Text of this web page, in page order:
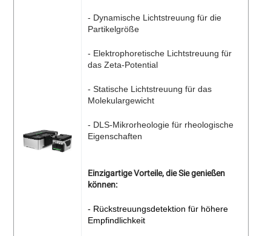
- Dynamische Lichtstreuung für die
Partikelgröße
- Elektrophoretische Lichtstreuung für
das Zeta-Potential
- Statische Lichtstreuung für das
Molekulargewicht
- DLS-Mikrorheologie für rheologische
Eigenschaften
Einzigartige Vorteile, die Sie genießen
können:
- Rückstreuungsdetektion für höhere
Empfindlichkeit